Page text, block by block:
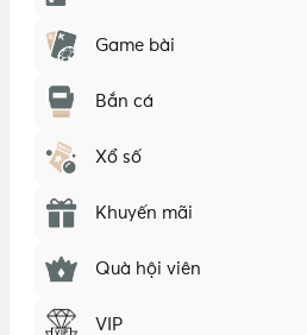
Game bài
Bắn cá
Xổ số
Khuyến mãi
Quà hội viên
VIP